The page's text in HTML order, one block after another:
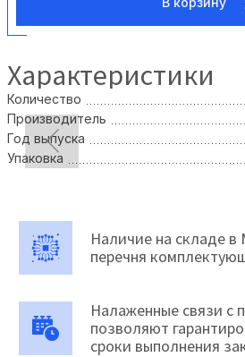
Характеристики
Количество
Производитель
Год выпуска
Упаковка
Наличие на складе
перечня
Налаженные связи с
позволяют
сроки выполнения